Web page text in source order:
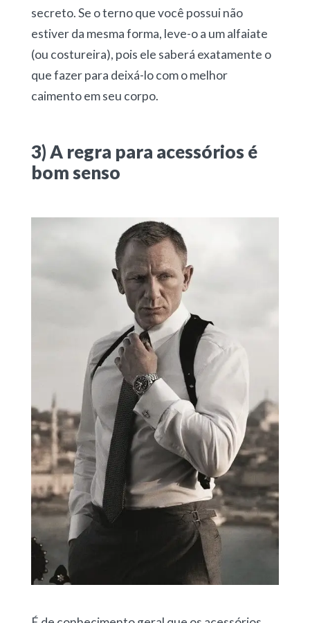
secreto. Se o terno que você possui não
estiver da mesma forma, leve-o a um alfaiate
(ou costureira), pois ele saberá exatamente o
que fazer para deixá-lo com o melhor
caimento em seu corpo.
3) A regra para acessórios é
bom senso